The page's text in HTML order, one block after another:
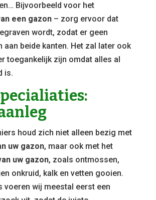
Bijvoorbeeld voor het
een gazon– zorg ervoor dat
wordt, zodat er geen
aan beide kanten. Het zal later ook
toegankelijk zijn omdat alles al
is.
houd zich niet alleen bezig met
uw gazon, maar ook met het
uw gazon, zoals ontmossen,
onkruid, kalk en vetten gooien.
voeren wij meestal eerst een